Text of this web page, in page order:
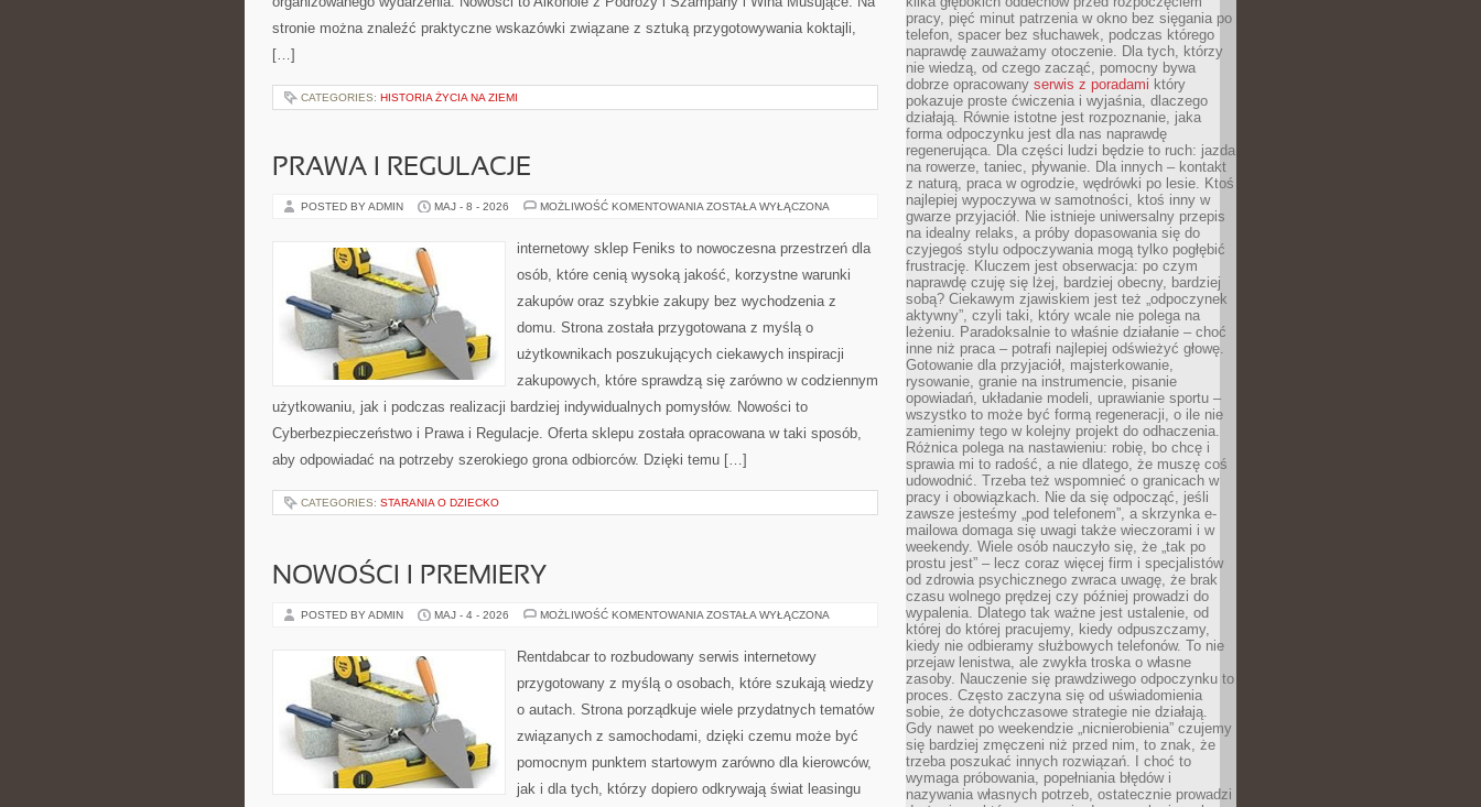
stronie można znaleźć praktyczne wskazówki związane z sztuką przygotowywania koktajli,
[…]
CATEGORIES: HISTORIA ŻYCIA NA ZIEMI
PRAWA I REGULACJE
POSTED BY ADMIN MAJ - 8 - 2026 MOŻLIWOŚĆ KOMENTOWANIA PRAWA
ZOSTAŁA WYŁĄCZONA
internetowy sklep Feniks to nowoczesna przestrzeń dla
osób, które cenią wysoką jakość, korzystne warunki
zakupów oraz szybkie zakupy bez wychodzenia z
domu. Strona została przygotowana z myślą o
użytkownikach poszukujących ciekawych inspiracji
zakupowych, które sprawdzą się zarówno w codziennym
użytkowaniu, jak i podczas realizacji bardziej indywidualnych pomysłów. Nowości to
Cyberbezpieczeństwo i Prawa i Regulacje. Oferta sklepu została opracowana w taki sposób,
aby odpowiadać na potrzeby szerokiego grona odbiorców. Dzięki temu […]
CATEGORIES: STARANIA O DZIECKO
NOWOŚCI I PREMIERY
POSTED BY ADMIN MAJ - 4 - 2026 MOŻLIWOŚĆ KOMENTOWANIA NOWOŚCI
ZOSTAŁA WYŁĄCZONA
Rentdabcar to rozbudowany serwis internetowy
przygotowany z myślą o osobach, które szukają wiedzy
o autach. Strona porządkuje wiele przydatnych tematów
związanych z samochodami, dzięki czemu może być
pomocnym punktem startowym zarówno dla kierowców,
jak i dla tych, którzy dopiero odkrywają świat leasingu
pracy, pięć minut patrzenia w okno bez sięgania po
telefon, spacer bez słuchawek, podczas którego
naprawdę zauważamy otoczenie. Dla tych, którzy
nie wiedzą, od czego zacząć, pomocny bywa
dobrze opracowany serwis z poradami który
pokazuje proste ćwiczenia i wyjaśnia, dlaczego
działają. Równie istotne jest rozpoznanie, jaka
forma odpoczynku jest dla nas naprawdę
regenerująca. Dla części ludzi będzie to ruch: jazda
na rowerze, taniec, pływanie. Dla innych – kontakt
z naturą, praca w ogrodzie, wędrówki po lesie. Ktoś
najlepiej wypoczywa w samotności, ktoś inny w
gwarze przyjaciół. Nie istnieje uniwersalny przepis
na idealny relaks, a próby dopasowania się do
czyjegoś stylu odpoczywania mogą tylko pogłębić
frustrację. Kluczem jest obserwacja: po czym
naprawdę czuję się lżej, bardziej obecny, bardziej
sobą? Ciekawym zjawiskiem jest też „odpoczynek
aktywny”, czyli taki, który wcale nie polega na
leżeniu. Paradoksalnie to właśnie działanie – choć
inne niż praca – potrafi najlepiej odświeżyć głowę.
Gotowanie dla przyjaciół, majsterkowanie,
rysowanie, granie na instrumencie, pisanie
opowiadań, układanie modeli, uprawianie sportu –
wszystko to może być formą regeneracji, o ile nie
zamienimy tego w kolejny projekt do odhaczenia.
Różnica polega na nastawieniu: robię, bo chcę i
sprawia mi to radość, a nie dlatego, że muszę coś
udowodnić. Trzeba też wspomnieć o granicach w
pracy i obowiązkach. Nie da się odpocząć, jeśli
zawsze jesteśmy „pod telefonem”, a skrzynka e-
mailowa domaga się uwagi także wieczorami i w
weekendy. Wiele osób nauczyło się, że „tak po
prostu jest” – lecz coraz więcej firm i specjalistów
od zdrowia psychicznego zwraca uwagę, że brak
czasu wolnego prędzej czy później prowadzi do
wypalenia. Dlatego tak ważne jest ustalenie, od
której do której pracujemy, kiedy odpuszczamy,
kiedy nie odbieramy służbowych telefonów. To nie
przejaw lenistwa, ale zwykła troska o własne
zasoby. Nauczenie się prawdziwego odpoczynku to
proces. Często zaczyna się od uświadomienia
sobie, że dotychczasowe strategie nie działają.
Gdy nawet po weekendzie „nicnierobienia” czujemy
się bardziej zmęczeni niż przed nim, to znak, że
trzeba poszukać innych rozwiązań. I choć to
wymaga próbowania, popełniania błędów i
nazywania własnych potrzeb, ostatecznie prowadzi